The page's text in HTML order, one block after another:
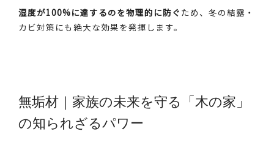
湿度が100%に達するのを物理的に防ぐ ため、冬の結露・
カビ対策にも絶大な効果を発揮します。
無垢材｜家族の未来を守る「木の家」
の知られざるパワー